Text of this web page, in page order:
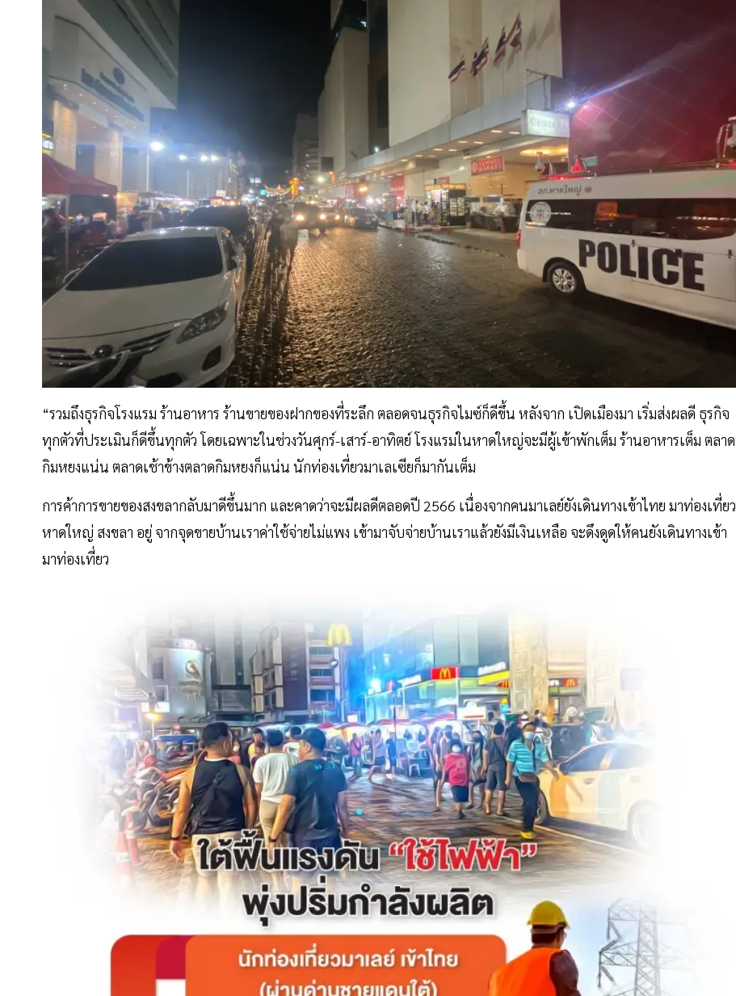
“รวมถึงธุรกิจโรงแรม ร้านอาหาร ร้านขายของฝากของที่ระลึก ตลอดจนธุรกิจไมซ์ก็ดีขึ้น หลังจาก เปิดเมืองมา เริ่มส่งผลดี ธุรกิจ
ทุกตัวที่ประเมินก็ดีขึ้นทุกตัว โดยเฉพาะในช่วงวันศุกร์-เสาร์-อาทิตย์ โรงแรมในหาดใหญ่จะมีผู้เข้าพักเต็ม ร้านอาหารเต็ม ตลาด
กิมหยงแน่น ตลาดเช้าข้างตลาดกิมหยงก็แน่น นักท่องเที่ยวมาเลเซียก็มากันเต็ม
การค้าการขายของสงขลากลับมาดีขึ้นมาก และคาดว่าจะมีผลดีตลอดปี 2566 เนื่องจากคนมาเลย์ยังเดินทางเข้าไทย มาท่องเที่ยว
หาดใหญ่ สงขลา อยู่ จากจุดขายบ้านเราค่าใช้จ่ายไม่แพง เข้ามาจับจ่ายบ้านเราแล้วยังมีเงินเหลือ จะดึงดูดให้คนยังเดินทางเข้า
มาท่องเที่ยว